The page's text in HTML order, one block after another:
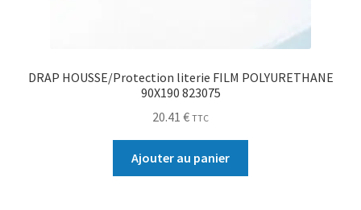
DRAP HOUSSE/Protection literie FILM POLYURETHANE
90X190 823075
20.41 € TTC
Ajouter au panier